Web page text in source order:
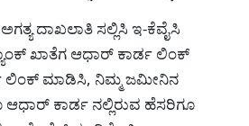
ದಾಖಲಾತಿ ಸಲ್ಲಿಸಿ ಇ-ಕೆವೈಸಿ
ಖಾತೆಗ ಆಧಾರ್ ಕಾರ್ಡ ಲಿಂಕ್
ಲಿಂಕ್ ಮಾಡಿಸಿ, ನಿಮ್ಮ ಜಮೀನಿನ
ಕಾರ್ಡ ನಲ್ಲಿರುವ ಹೆಸರಿಗೂ